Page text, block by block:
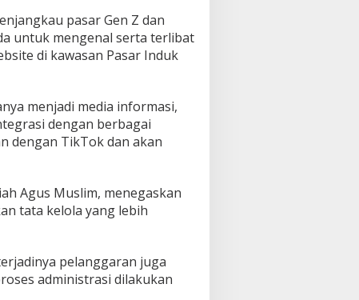
pasar Gen Z dan
untuk mengenal serta terlibat
di kawasan Pasar Induk
menjadi media informasi,
dengan berbagai
dengan TikTok dan akan
Agus Muslim, menegaskan
tata kelola yang lebih
pelanggaran juga
administrasi dilakukan